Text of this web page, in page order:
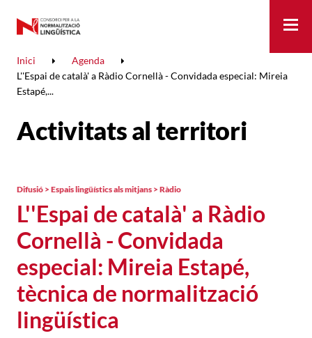
Inici
Agenda
L''Espai de català' a Ràdio Cornellà - Convidada especial: Mireia
Estapé,...
Activitats al territori
L''Espai de català' a Ràdio
Cornellà - Convidada
especial: Mireia Estapé,
tècnica de normalització
lingüística
Difusió > Espais lingüístics als mitjans > Ràdio